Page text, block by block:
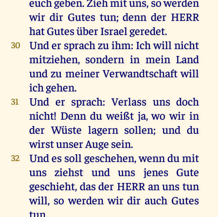
wir dir Gutes tun;denn der HERR
hatGutesüberIsraelgeredet.
30 Under sprachzuihm: Ichwill nicht
mitziehen, sondern in mein Land
und zu meinerVerwandtschaftwill
ichgehen.
31 Und er sprach: Verlass uns doch
nicht! Denn du weißt ja,wo wir in
der Wüste lagern sollen;und du
wirstunserAuge sein.
32 Undes soll geschehen,wenndumit
uns ziehst und uns jenes Gute
geschieht, dasder HERR anuns tun
will, so werden wir dir auch Gutes
tun.